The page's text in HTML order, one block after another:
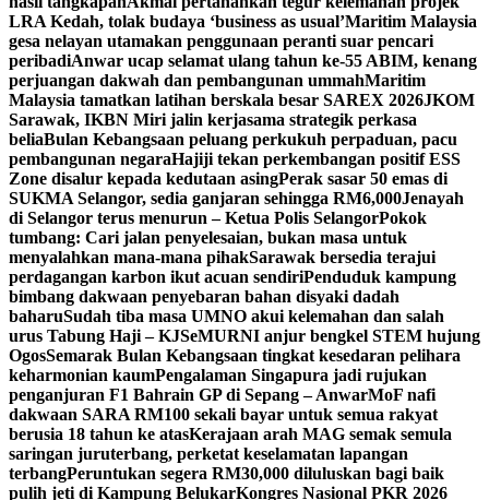
LRA Kedah, tolak budaya ‘business as usual’Maritim Malaysia
gesa nelayan utamakan penggunaan peranti suar pencari
peribadiAnwar ucap selamat ulang tahun ke-55 ABIM, kenang
perjuangan dakwah dan pembangunan ummahMaritim
Malaysia tamatkan latihan berskala besar SAREX 2026JKOM
Sarawak, IKBN Miri jalin kerjasama strategik perkasa
beliaBulan Kebangsaan peluang perkukuh perpaduan, pacu
pembangunan negaraHajiji tekan perkembangan positif ESS
Zone disalur kepada kedutaan asingPerak sasar 50 emas di
SUKMA Selangor, sedia ganjaran sehingga RM6,000Jenayah
di Selangor terus menurun – Ketua Polis SelangorPokok
tumbang: Cari jalan penyelesaian, bukan masa untuk
menyalahkan mana-mana pihakSarawak bersedia terajui
perdagangan karbon ikut acuan sendiriPenduduk kampung
bimbang dakwaan penyebaran bahan disyaki dadah
baharuSudah tiba masa UMNO akui kelemahan dan salah
urus Tabung Haji – KJSeMURNI anjur bengkel STEM hujung
OgosSemarak Bulan Kebangsaan tingkat kesedaran pelihara
keharmonian kaumPengalaman Singapura jadi rujukan
penganjuran F1 Bahrain GP di Sepang – AnwarMoF nafi
dakwaan SARA RM100 sekali bayar untuk semua rakyat
berusia 18 tahun ke atasKerajaan arah MAG semak semula
saringan juruterbang, perketat keselamatan lapangan
terbangPeruntukan segera RM30,000 diluluskan bagi baik
pulih jeti di Kampung BelukarKongres Nasional PKR 2026